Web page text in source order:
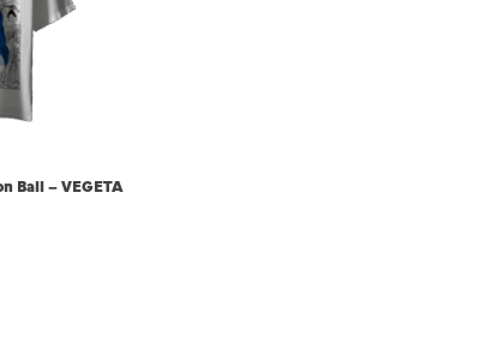
Ball – VEGETA